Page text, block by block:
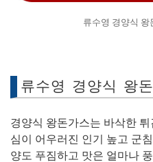
류수영 경양식 왕
류수영 경양식 왕
경양식 왕돈가스는 바삭한
심이 어우러진 인기 높고 군
양도 푸짐하고 맛은 얼마나